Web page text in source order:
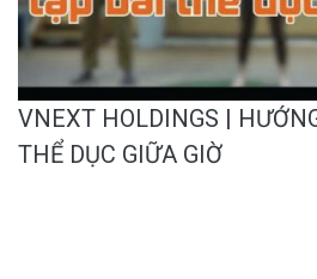
VNEXT HOLDINGS |
THỂ DỤC GIỮA GIỜ